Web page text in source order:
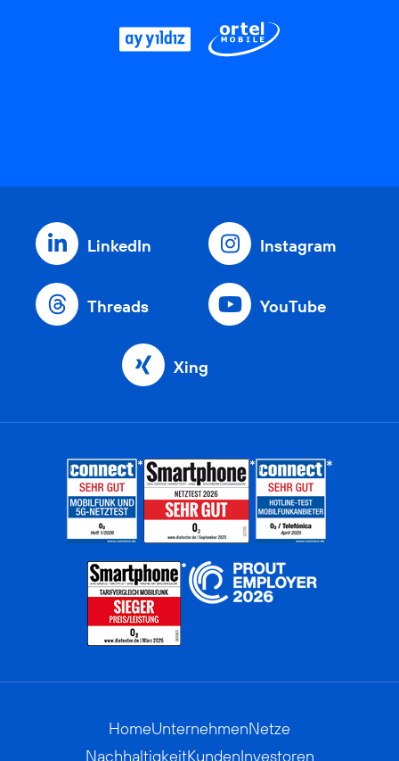
LinkedIn Instagram
Threads YouTube
Xing
HomeUnternehmenNetze
NachhaltigkeitKundenInvestoren